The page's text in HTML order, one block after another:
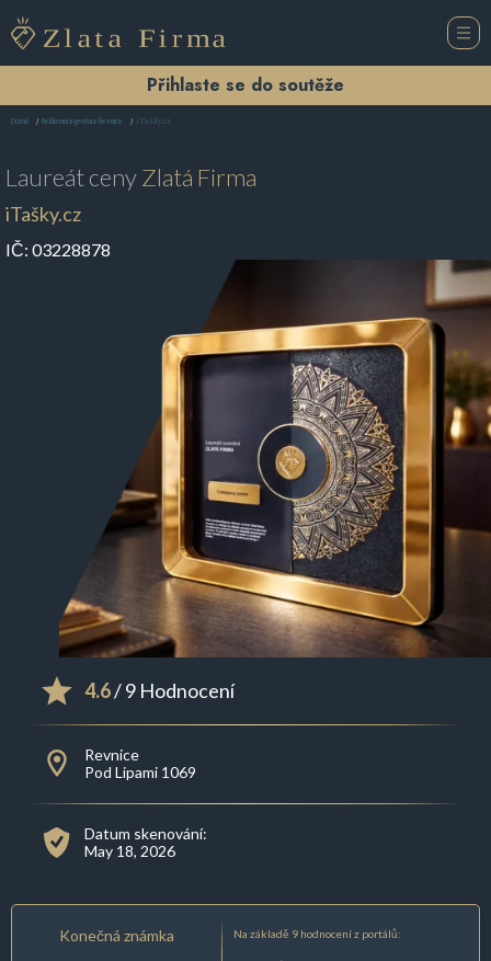
Přihlaste se do soutěže
Domů Reklamní agentura Řevnice iTašky.cz
Laureát cenyZlatá Firma
iTašky.cz
IČ: 03228878
4.6/ 9 Hodnocení
Revnice
Pod Lipami 1069
Datum skenování:
May 18, 2026
Konečná známka Na základě 9 hodnocení z portálů: